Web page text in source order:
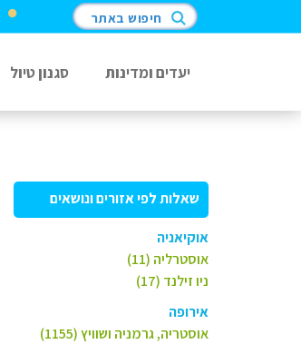
חיפוש באתר
יעדים ומדינות סגנון טיול
שאלות לפי אזורים ונושאים
אוקיאניה
אוסטרליה (11)
ניו זילנד (17)
אירופה
אוסטריה, גרמניה ושוויץ (1155)